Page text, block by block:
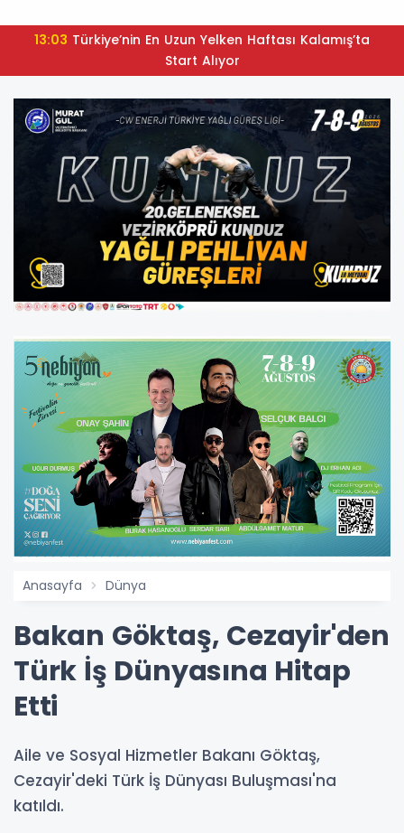
13:03
Start Alıyor
Anasayfa Dünya
Bakan Göktaş, Cezayir'den
Türk İş Dünyasına Hitap
Etti
Aile ve Sosyal Hizmetler Bakanı Göktaş,
Cezayir'deki Türk İş Dünyası Buluşması'na
katıldı.